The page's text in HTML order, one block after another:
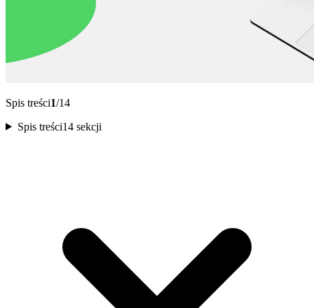
Spis treści1/14
Spis treści14 sekcji